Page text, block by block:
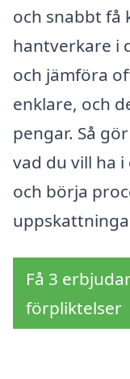
och snabbt få
hantverkare i
och jämföra
enklare, och
pengar. Så
vad du vill ha
och börja
Få 3
förpliktelser